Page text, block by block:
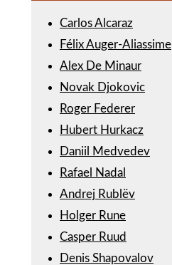
Carlos Alcaraz
Félix Auger-Aliassime
Alex De Minaur
Novak Djokovic
Roger Federer
Hubert Hurkacz
Daniil Medvedev
Rafael Nadal
Andrej Rublëv
Holger Rune
Casper Ruud
Denis Shapovalov